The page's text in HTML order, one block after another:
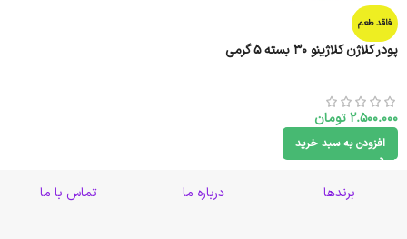
فاقد طعم
پودر کلاژن کلاژینو 30 بسته 5 گرمی
2.500.000تومان
افزودن به سبد خرید
برندها درباره ما تماس با ما